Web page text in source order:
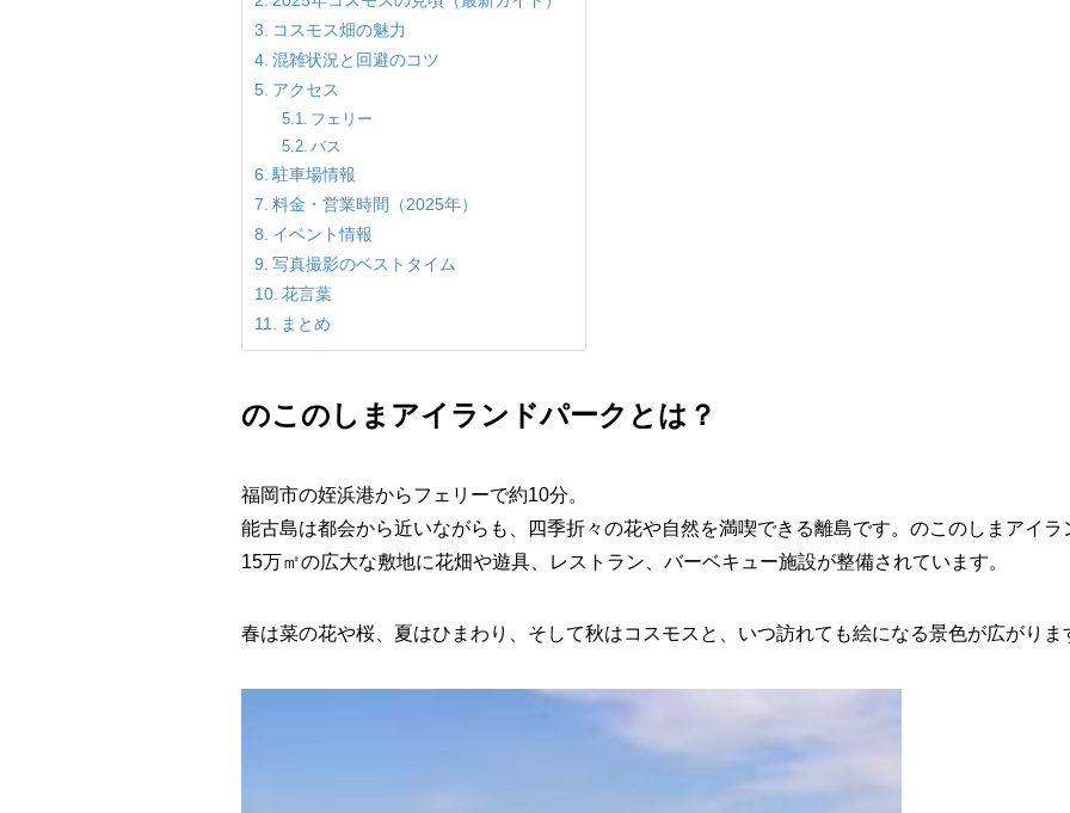
コスモス畑の魅力
混雑状況と回避のコツ
アクセス
フェリー
バス
駐車場情報
料金・営業時間（2025年）
イベント情報
写真撮影のベストタイム
花言葉
まとめ
のこのしまアイランドパークとは？
福岡市の姪浜港からフェリーで約10分。
能古島は都会から近いながらも、四季折々の花や自然を満喫できる離島です。のこのしまアイ
15万㎡の広大な敷地に花畑や遊具、レストラン、バーベキュー施設が整備されています。
春は菜の花や桜、夏はひまわり、そして秋はコスモスと、いつ訪れても絵になる景色が広がりま